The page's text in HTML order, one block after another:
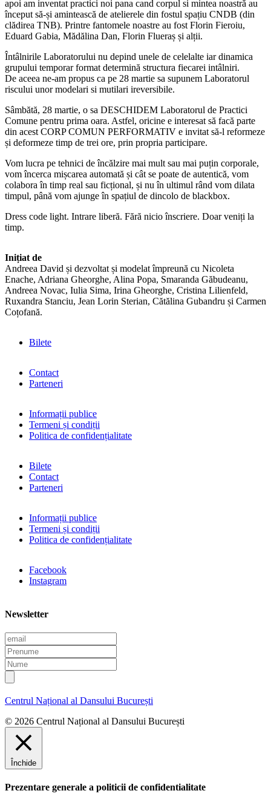
apoi am inventat practici noi pana cand corpul si mintea noastră au
început să-și amintească de atelierele din fostul spațiu CNDB (din
clădirea TNB). Printre fantomele noastre au fost Florin Fieroiu,
Eduard Gabia, Mădălina Dan, Florin Flueraș și alții.
Întâlnirile Laboratorului nu depind unele de celelalte iar dinamica
grupului temporar format determină structura fiecarei intâlniri.
De aceea ne-am propus ca pe 28 martie sa supunem Laboratorul
riscului unor modelari si mutilari ireversibile.
Sâmbătă, 28 martie, o sa DESCHIDEM Laboratorul de Practici
Comune pentru prima oara. Astfel, oricine e interesat să facă parte
din acest CORP COMUN PERFORMATIV e invitat să-l reformeze
și deformeze timp de trei ore, prin propria participare.
Vom lucra pe tehnici de încălzire mai mult sau mai puțin corporale,
vom încerca mișcarea automată și cât se poate de autentică, vom
colabora în timp real sau ficțional, și nu în ultimul rând vom dilata
timpul, până vom ajunge în spațiul de dincolo de blackbox.
Dress code light. Intrare liberă. Fără nicio înscriere. Doar veniți la
timp.
Inițiat de
Andreea David și dezvoltat și modelat împreună cu Nicoleta
Enache, Adriana Gheorghe, Alina Popa, Smaranda Găbudeanu,
Andreea Novac, Iulia Sima, Irina Gheorghe, Cristina Lilienfeld,
Ruxandra Stanciu, Jean Lorin Sterian, Cătălina Gubandru și Carmen
Coțofană.
Bilete
Contact
Parteneri
Informații publice
Termeni și condiții
Politica de confidențialitate
Bilete
Contact
Parteneri
Informații publice
Termeni și condiții
Politica de confidențialitate
Facebook
Instagram
Newsletter
E
m
a
i
l
P
r
e
n
m
N
u
m
e
Centrul Național al Dansului București
© 2026 Centrul Național al Dansului București
Închide
Prezentare generale a politicii de confidentialitate